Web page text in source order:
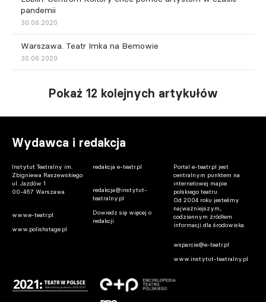
pandemii
30.06.2020
Warszawa. Teatr Imka na Bemowie
30.06.2020
Pokaż 12 kolejnych artykułów
Wydawca i redakcja
Instytut Teatralny im.
Zbigniewa Raszewskiego
ul. Jazdów 1
00-467 Warszawa
www.e-teatr.pl
www.polishstage.pl
redakcja e-teatr.pl
redakcja@instytut-
teatralny.pl
Dowiedz się więcej o
redakcji
Portal e-teatr.pl jest
centralnym punktem na
internetowej mapie
polskiego teatru.
Od 2004 roku jesteśmy
najważniejszym,
codziennym źródłem
informacji dla środowiska.
wsparcie@e-teatr.pl
www.instytut-teatralny.pl